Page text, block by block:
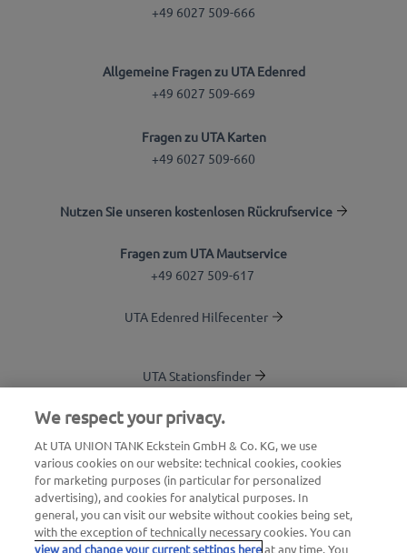
+49 6027 509-666
Allgemeine Fragen zu UTA Edenred
+49 6027 509-669
Fragen zu UTA Karten
+49 6027 509-660
Nutzen Sie unseren kostenlosen Rückrufservice
Fragen zum UTA Mautservice
+49 6027 509-617
UTA Edenred Hilfecenter
UTA Stationsfinder
Blog
Login Kundenbereich
Über UTA Edenred
UTA Academy
We respect your privacy.
At UTA UNION TANK Eckstein GmbH & Co. KG, we use
various cookies on our website: technical cookies, cookies
for marketing purposes (in particular for personalized
advertising), and cookies for analytical purposes. In
general, you can visit our website without cookies being set,
with the exception of technically necessary cookies. You can
view and change your current settings hereat any time. You